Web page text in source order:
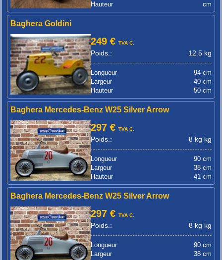
Hauteur
cm
Baghera Goldini
249 €TVA C.
Poids.: 12.5 kg
Longueur
94 cm
Largeur
40 cm
Hauteur
50 cm
Baghera Mercedes-Benz W25 Silver Arrow
297 €TVA C.
Poids.: 8 kg kg
Longueur
90 cm
Largeur
38 cm
Hauteur
41 cm
Baghera Mercedes-Benz W25 Silver Arrow
297 €TVA C.
Poids.: 8 kg kg
Longueur
90 cm
Largeur
38 cm